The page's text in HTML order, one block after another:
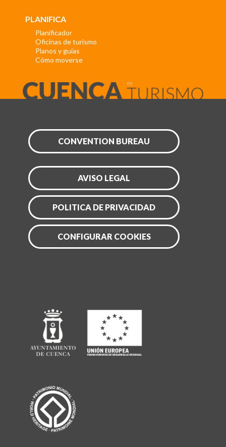
PLANIFICA
Planificador
Oficinas de turismo
Planos y guías
Cómo moverse
CONVENTION BUREAU
AVISO LEGAL
POLITICA DE PRIVACIDAD
CONFIGURAR COOKIES